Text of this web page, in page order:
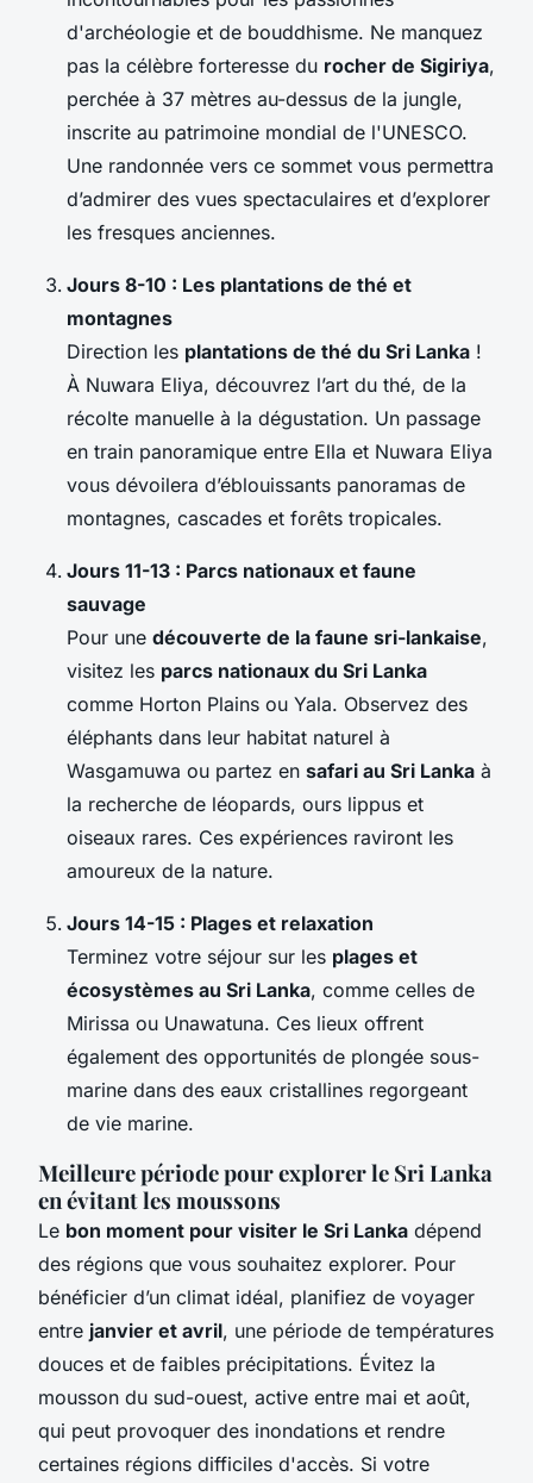
d'archéologie et de bouddhisme. Ne manquez
pas la célèbre forteresse du rocher de Sigiriya,
perchée à 37 mètres au-dessus de la jungle,
inscrite au patrimoine mondial de l'UNESCO.
Une randonnée vers ce sommet vous permettra
d’admirer des vues spectaculaires et d’explorer
les fresques anciennes.
Jours 8-10 : Les plantations de thé et
montagnes
Direction les plantations de thé du Sri Lanka !
À Nuwara Eliya, découvrez l’art du thé, de la
récolte manuelle à la dégustation. Un passage
en train panoramique entre Ella et Nuwara Eliya
vous dévoilera d’éblouissants panoramas de
montagnes, cascades et forêts tropicales.
Jours 11-13 : Parcs nationaux et faune
sauvage
Pour une découverte de la faune sri-lankaise,
visitez les parcs nationaux du Sri Lanka
comme Horton Plains ou Yala. Observez des
éléphants dans leur habitat naturel à
Wasgamuwa ou partez en safari au Sri Lanka à
la recherche de léopards, ours lippus et
oiseaux rares. Ces expériences raviront les
amoureux de la nature.
Jours 14-15 : Plages et relaxation
Terminez votre séjour sur les plages et
écosystèmes au Sri Lanka, comme celles de
Mirissa ou Unawatuna. Ces lieux offrent
également des opportunités de plongée sous-
marine dans des eaux cristallines regorgeant
de vie marine.
Meilleure période pour explorer le Sri Lanka
en évitant les moussons
Le bon moment pour visiter le Sri Lanka dépend
des régions que vous souhaitez explorer. Pour
bénéficier d’un climat idéal, planifiez de voyager
entre janvier et avril, une période de températures
douces et de faibles précipitations. Évitez la
mousson du sud-ouest, active entre mai et août,
qui peut provoquer des inondations et rendre
certaines régions difficiles d'accès. Si votre